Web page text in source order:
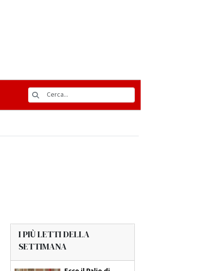
I PIÙ LETTI DELLA
SETTIMANA